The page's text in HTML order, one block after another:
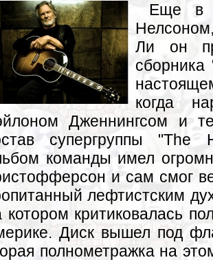
Еще в
Ли он
когда
Дженнингсом и
супергруппы "The
команды имел
и сам смог
лефтистским
котором критиковалась
Диск вышел под
полнометражка на